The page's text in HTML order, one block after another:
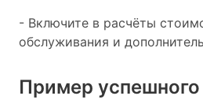
- Включите в расчёты
обслуживания и
Пример